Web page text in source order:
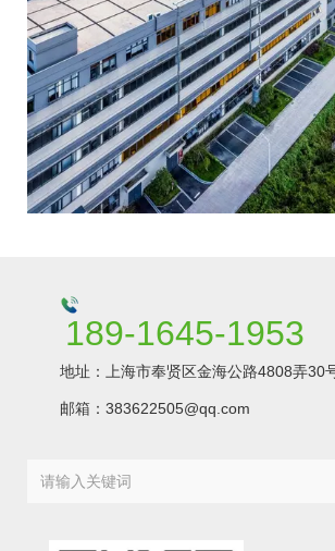
量身定制
TAILOR-
MADE
质量保证
QUALITY
189-1645-1953
地址：上海市奉贤区金海公路4808弄30
邮箱：383622505@qq.com